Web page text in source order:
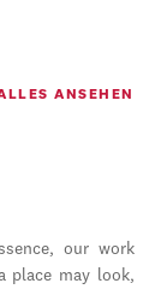
ANSEHEN
our work
place may look,